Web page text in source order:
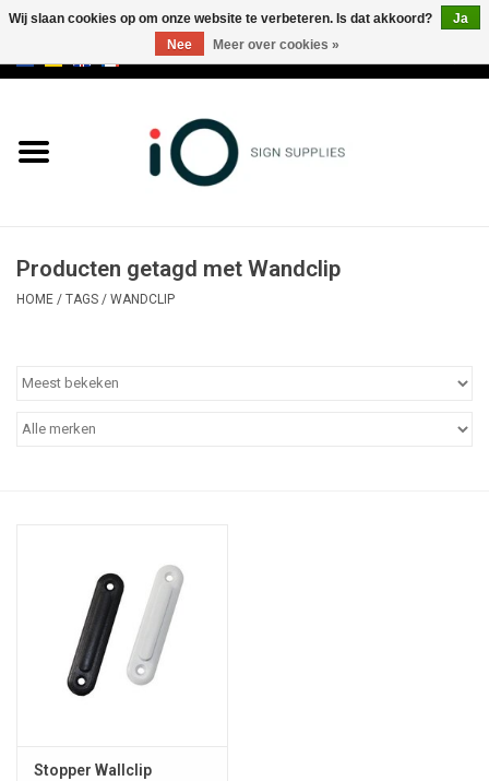
Merken
Producten getagd met Wandclip
HOME / TAGS / WANDCLIP
Stopper Wallclip
Wij slaan cookies op om onze website te verbeteren. Is dat akkoord?
Ja
Nee
Meer over cookies »